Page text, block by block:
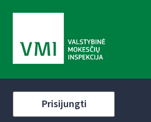
Prisijungti